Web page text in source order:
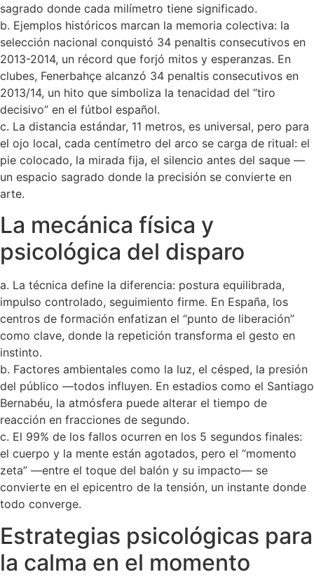
sagrado donde cada milímetro tiene significado.
b. Ejemplos históricos marcan la memoria colectiva: la
selección nacional conquistó 34 penaltis consecutivos en
2013-2014, un récord que forjó mitos y esperanzas. En
clubes, Fenerbahçe alcanzó 34 penaltis consecutivos en
2013/14, un hito que simboliza la tenacidad del “tiro
decisivo” en el fútbol español.
c. La distancia estándar, 11 metros, es universal, pero para
el ojo local, cada centímetro del arco se carga de ritual: el
pie colocado, la mirada fija, el silencio antes del saque —
un espacio sagrado donde la precisión se convierte en
arte.
La mecánica física y
psicológica del disparo
a. La técnica define la diferencia: postura equilibrada,
impulso controlado, seguimiento firme. En España, los
centros de formación enfatizan el “punto de liberación”
como clave, donde la repetición transforma el gesto en
instinto.
b. Factores ambientales como la luz, el césped, la presión
del público —todos influyen. En estadios como el Santiago
Bernabéu, la atmósfera puede alterar el tiempo de
reacción en fracciones de segundo.
c. El 99% de los fallos ocurren en los 5 segundos finales:
el cuerpo y la mente están agotados, pero el “momento
zeta” —entre el toque del balón y su impacto— se
convierte en el epicentro de la tensión, un instante donde
todo converge.
Estrategias psicológicas para
la calma en el momento